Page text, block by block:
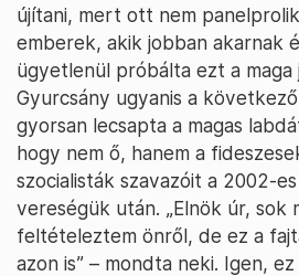
újítani, mert ott nem
emberek, akik jobban akarnak
ügyetlenül próbálta ezt a
Gyurcsány ugyanis a
gyorsan lecsapta a magas
hogy nem ő, hanem a
szocialisták szavazóit a 2002-
vereségük után. „Elnök úr, sok
feltételeztem önről, de ez a
azon is” – mondta neki. Igen,